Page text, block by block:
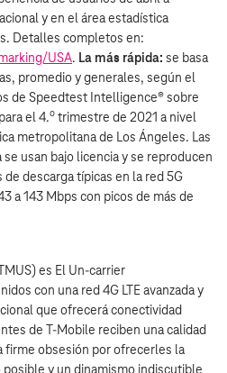
y en el área estadística
Detalles completos en:
USA. La más rápida: se basa
promedio y generales, según el
de Speedtest Intelligence® sobre
el 4.o trimestre de 2021 a nivel
metropolitana de Los Ángeles. Las
usan bajo licencia y se reproducen
descarga típicas en la red 5G
a 143 Mbps con picos de más de
es El Un‑carrier
con una red 4G LTE avanzada y
que ofrecerá conectividad
de T‑Mobile reciben una calidad
firme obsesión por ofrecerles la